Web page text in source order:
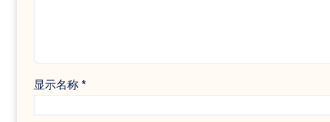
显示名称 *